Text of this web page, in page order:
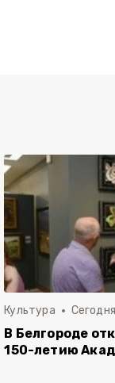
Культура
В Белгороде
150-летию